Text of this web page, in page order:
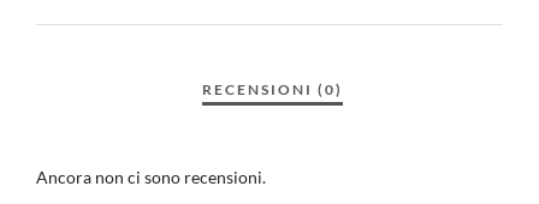
Ancora non ci sono recensioni.